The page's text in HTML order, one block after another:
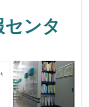
ンタ